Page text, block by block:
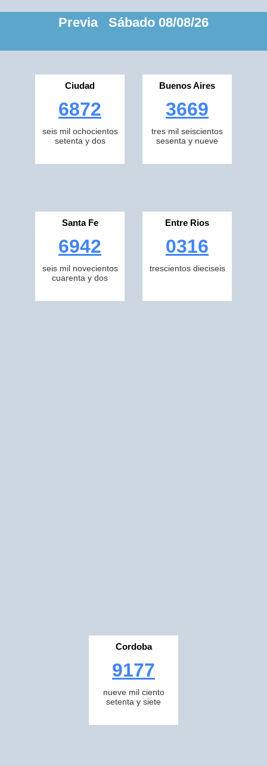
Previa Sábado 08/08/26
Ciudad
6872
seis mil ochocientos
setenta y dos
Buenos Aires
3669
tres mil seiscientos
sesenta y nueve
Santa Fe
6942
seis mil novecientos
cuarenta y dos
Entre Rios
0316
trescientos dieciseis
Cordoba
9177
nueve mil ciento
setenta y siete